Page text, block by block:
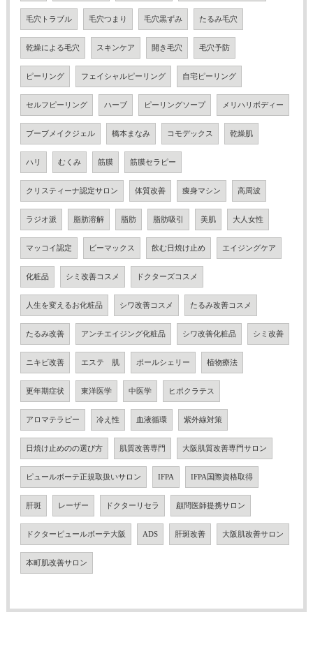
毛穴トラブル 毛穴つまり 毛穴黒ずみ たるみ毛穴
乾燥による毛穴 スキンケア 開き毛穴 毛穴予防
ピーリング フェイシャルピーリング 自宅ピーリング
セルフピーリング ハーブ ピーリングソープ メリハリボディー
ブーブメイクジェル 橋本まなみ コモデックス 乾燥肌
ハリ むくみ 筋膜 筋膜セラピー
クリスティーナ認定サロン 体質改善 痩身マシン 高周波
ラジオ派 脂肪溶解 脂肪 脂肪吸引 美肌 大人女性
マッコイ認定 ビーマックス 飲む日焼け止め エイジングケア
化粧品 シミ改善コスメ ドクターズコスメ
人生を変えるお化粧品 シワ改善コスメ たるみ改善コスメ
たるみ改善 アンチエイジング化粧品 シワ改善化粧品 シミ改善
ニキビ改善 エステ 肌 ポールシェリー 植物療法
更年期症状 東洋医学 中医学 ヒポクラテス
アロマテラピー 冷え性 血液循環 紫外線対策
日焼け止めのの選び方 肌質改善専門 大阪肌質改善専門サロン
ピュールボーテ正規取扱いサロン IFPA IFPA国際資格取得
肝斑 レーザー ドクターリセラ 顧問医師提携サロン
ドクターピュールボーテ大阪 ADS 肝斑改善 大阪肌改善サロン
本町肌改善サロン